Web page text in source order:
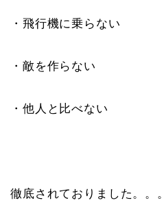
・飛行機に乗らない
・敵を作らない
・他人と比べない
徹底されておりました。。。